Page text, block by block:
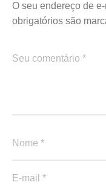
O seu endereço de
obrigatórios são